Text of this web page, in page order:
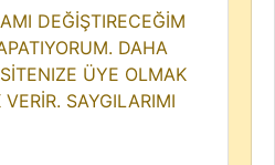
DEĞİŞTIRECEĞİM
DAHA
ÜYE OLMAK
SAYGILARIMI